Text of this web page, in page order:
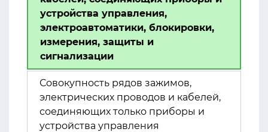
устройства управления,
электроавтоматики, блокировки,
измерения, защиты и
сигнализации
Совокупность рядов зажимов,
электрических проводов и кабелей,
соединяющих только приборы и
устройства управления